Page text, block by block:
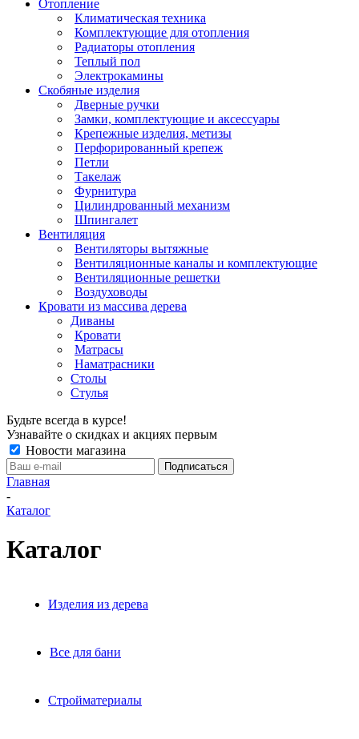
Отопление
Климатическая техника
Комплектующие для отопления
Радиаторы отопления
Теплый пол
Электрокамины
Скобяные изделия
Дверные ручки
Замки, комплектующие и аксессуары
Крепежные изделия, метизы
Перфорированный крепеж
Петли
Такелаж
Фурнитура
Цилиндрованный механизм
Шпингалет
Вентиляция
Вентиляторы вытяжные
Вентиляционные каналы и комплектующие
Вентиляционные решетки
Воздуховоды
Кровати из массива дерева
Диваны
Кровати
Матрасы
Наматрасники
Столы
Стулья
Будьте всегда в курсе!
Узнавайте о скидках и акциях первым
Новости магазина
Главная
-
Каталог
Каталог
Изделия из дерева
Все для бани
Стройматериалы